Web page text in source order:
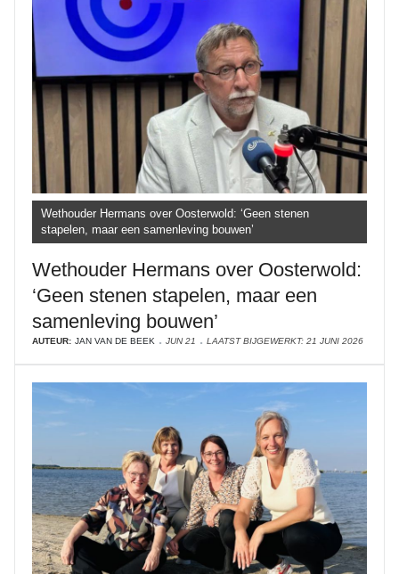
Wethouder Hermans over Oosterwold: ‘Geen stenen
stapelen, maar een samenleving bouwen’
Wethouder Hermans over Oosterwold:
‘Geen stenen stapelen, maar een
samenleving bouwen’
AUTEUR: JAN VAN DE BEEK JUN 21 LAATST BIJGEWERKT: 21 JUNI 2026